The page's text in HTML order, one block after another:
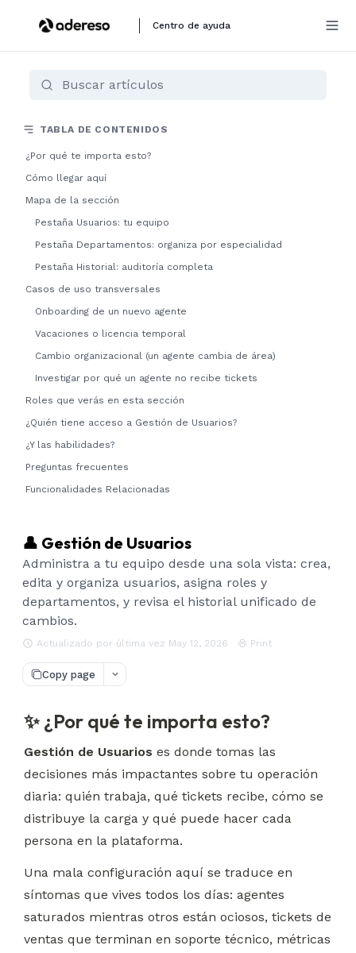
Centro de ayuda
👤 Gestión de Usuarios
Administra a tu equipo desde una sola vista: crea,
edita y organiza usuarios, asigna roles y
departamentos, y revisa el historial unificado de
cambios.
Actualizado por última vez May 12, 2026 Print
Copy page
✨ ¿Por qué te importa esto?
Gestión de Usuarios es donde tomas las
decisiones más impactantes sobre tu operación
diaria: quién trabaja, qué tickets recibe, cómo se
distribuye la carga y qué puede hacer cada
persona en la plataforma.
Una mala configuración aquí se traduce en
síntomas que vives todos los días: agentes
saturados mientras otros están ociosos, tickets de
ventas que terminan en soporte técnico, métricas
TABLA DE CONTENIDOS
¿Por qué te importa esto?
Cómo llegar aquí
Mapa de la sección
Pestaña Usuarios: tu equipo
Pestaña Departamentos: organiza por especialidad
Pestaña Historial: auditoría completa
Casos de uso transversales
Onboarding de un nuevo agente
Vacaciones o licencia temporal
Cambio organizacional (un agente cambia de área)
Investigar por qué un agente no recibe tickets
Roles que verás en esta sección
¿Quién tiene acceso a Gestión de Usuarios?
¿Y las habilidades?
Preguntas frecuentes
Funcionalidades Relacionadas